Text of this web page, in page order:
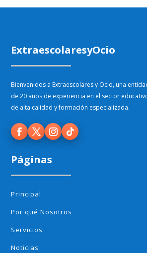
ExtraescolaresyOcio
Bienvenidos a Extraescolares y Ocio, una
de 20 años de experiencia en el sector
de alta calidad y formación especializada.
Páginas
Principal
Por qué Nosotros
Servicios
Noticias